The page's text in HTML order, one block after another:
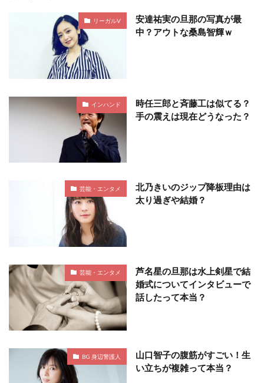
リーガルV
安達祐実の旦那の写真が最
中？アウトな桑島智輝ｗ
インハンド
時任三郎と斉藤工は似てる？
手の震えは現在どうなった？
芸能・エンタメ
北乃きいのジップ降板理由は
太り過ぎや結婚？
芸能・エンタメ
芦名星の旦那は水上剣星で結
婚式についてインタビューで
話したって本当？
BG 身辺警護人
山口智子の腹筋がすごい！生
い立ちが複雑って本当？